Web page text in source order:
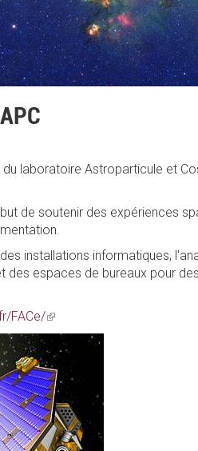
laboratoire Astroparticule et
de soutenir des expériences
installations informatiques,
des espaces de bureaux pour
FACe/(link
is
external)